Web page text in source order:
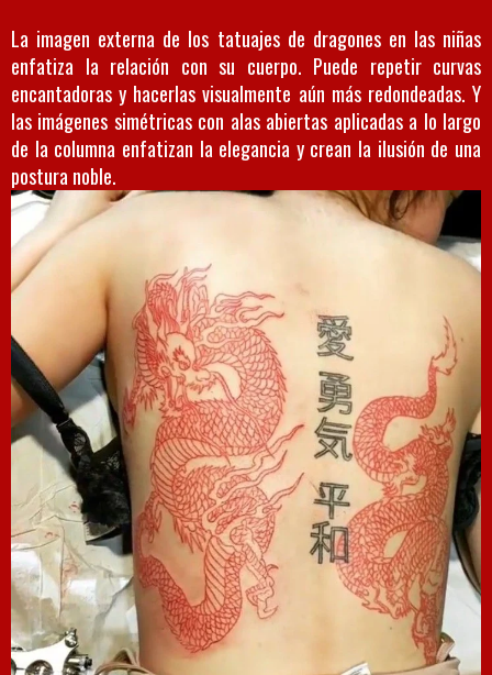
La imagen externa de los tatuajes de dragones en las niñas
enfatiza la relación con su cuerpo. Puede repetir curvas
encantadoras y hacerlas visualmente aún más redondeadas. Y
las imágenes simétricas con alas abiertas aplicadas a lo largo
de la columna enfatizan la elegancia y crean la ilusión de una
postura noble.